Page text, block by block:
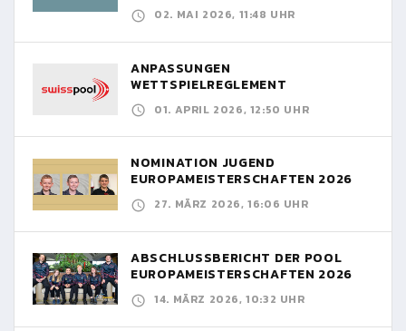
02. MAI 2026, 11:48 UHR
ANPASSUNGEN
WETTSPIELREGLEMENT
01. APRIL 2026, 12:50 UHR
NOMINATION JUGEND
EUROPAMEISTERSCHAFTEN 2026
27. MÄRZ 2026, 16:06 UHR
ABSCHLUSSBERICHT DER POOL
EUROPAMEISTERSCHAFTEN 2026
14. MÄRZ 2026, 10:32 UHR